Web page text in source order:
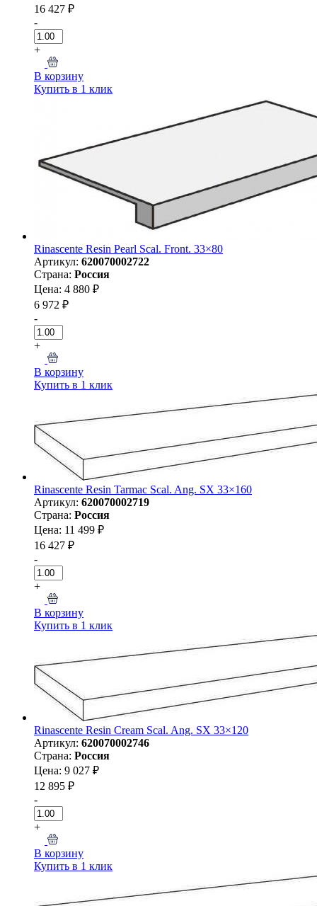
16 427 ₽
-
+
В корзину
Купить в 1 клик
Rinascente Resin Pearl Scal. Front. 33×80
Артикул: 620070002722
Страна: Россия
Цена: 4 880 ₽
6 972 ₽
-
+
В корзину
Купить в 1 клик
Rinascente Resin Tarmac Scal. Ang. SX 33×160
Артикул: 620070002719
Страна: Россия
Цена: 11 499 ₽
16 427 ₽
-
+
В корзину
Купить в 1 клик
Rinascente Resin Cream Scal. Ang. SX 33×120
Артикул: 620070002746
Страна: Россия
Цена: 9 027 ₽
12 895 ₽
-
+
В корзину
Купить в 1 клик